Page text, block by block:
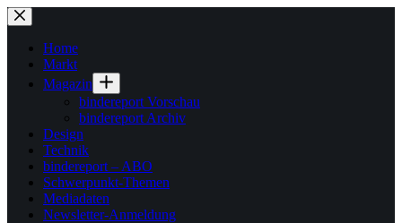
Zum
Inhalt
springenHome
Markt
Magazin
bindereport Vorschau
bindereport Archiv
Design
Technik
bindereport – ABO
Schwerpunkt-Themen
Mediadaten
Newsletter-Anmeldung